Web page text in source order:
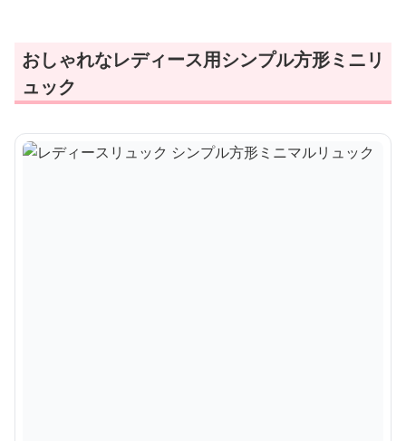
おしゃれなレディース用シンプル方形ミニリ
ュック